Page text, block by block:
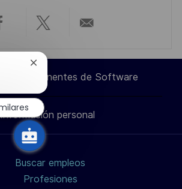
Facebook
Compartir
a
través
de
twitter
/
por
correo
electrónico
Componentes de Software
Información personal
Buscar empleos
Profesiones
Cerrar
notificación
de
chatbot